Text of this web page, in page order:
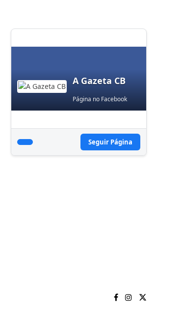
A Gazeta CB
Página no Facebook
Seguir Página